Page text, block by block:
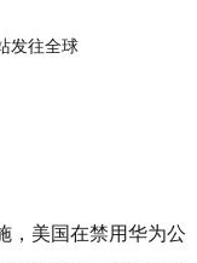
，美国在禁用华为公